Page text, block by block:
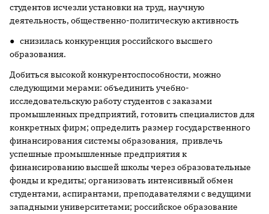
студентов исчезли установки на труд, научную
деятельность, общественно-политическую активность
● снизилась конкуренция российского высшего
образования.
Добиться высокой конкурентоспособности, можно
следующими мерами: объединить учебно-
исследовательскую работу студентов с заказами
промышленных предприятий, готовить специалистов для
конкретных фирм; определить размер государственного
финансирования системы образования, привлечь
успешные промышленные предприятия к
финансированию высшей школы через образовательные
фонды и кредиты; организовать интенсивный обмен
студентами, аспирантами, преподавателями с ведущими
западными университетами; российское образование